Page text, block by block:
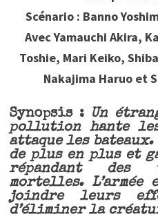
Scénario : Banno
Avec Yamauchi Akira,
Toshie, Mari Keiko,
Nakajima Haruo et
Synopsis : Un
pollution hante
attaque les
de plus en plus et
répandant des
mortelles.
joindre leurs
d’éliminer la